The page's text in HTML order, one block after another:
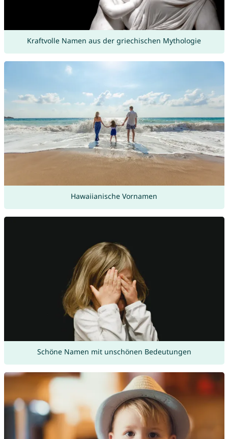
Kraftvolle Namen aus der griechischen Mythologie
Hawaiianische Vornamen
Schöne Namen mit unschönen Bedeutungen